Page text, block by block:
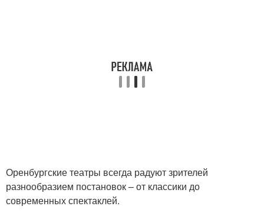
Оренбургские театры всегда радуют зрителей
разнообразием постановок – от классики до
современных спектаклей.